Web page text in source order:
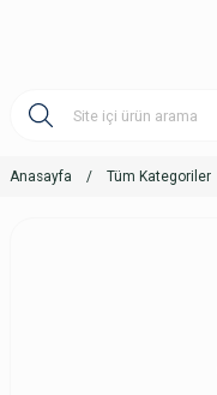
Anasayfa Tüm Kategoriler